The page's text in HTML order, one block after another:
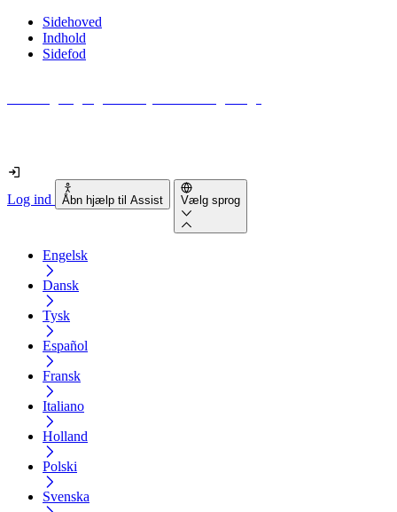
Sidehoved
Indhold
Sidefod
Log ind Åbn hjælp til Assist Vælg sprog
Engelsk
Dansk
Tysk
Español
Fransk
Italiano
Holland
Polski
Svenska